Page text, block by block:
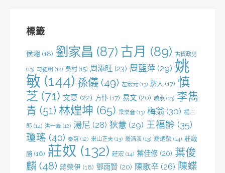
標籤
侯湘 (18) 劉家昌 (87) 古月 (89) 古賀政男
(13) 司徒明 (12) 吳村 (15) 周添旺 (23) 周藍萍 (29) 姚
敏 (144) 孫儀 (49) 左宏元 (13) 愁人 (17) 慎
芝 (71) 文夏 (22) 方忭 (17) 易文 (20) 曉燕 (13) 李雋
青 (51) 林煌坤 (65) 梁樂音 (13) 梅翁 (30) 楊三
郎 (14) 洪一峰 (12) 湯尼 (28) 狄薏 (29) 王福齡 (35)
瓊瑤 (40) 秦冠 (12) 米山正夫 (13) 翁清溪 (13) 翁炳榮 (14) 莊啟
勝 (16) 莊奴 (132) 莊宏 (14) 葉佳修 (20) 葉俊
麟 (48) 蔣榮伊 (18) 鄧雨賢 (20) 陳歌辛 (26) 陳蝶